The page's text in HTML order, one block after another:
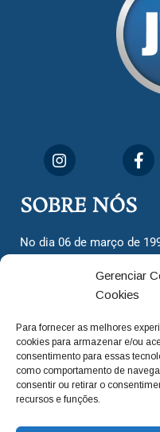
Gerenciar
Cookies
Para fornecer as melhores
cookies para armazenar e/ou
consentimento para essas
como comportamento de
consentir ou retirar o
recursos e funções.
SOBRE NÓS
No dia 06 de março de
cidadãos valinhenses, já
dois jornais. Há mais de
com o foco de trazer as
deixamos de lado as
questionando os órgãos
para a cidade e sempre